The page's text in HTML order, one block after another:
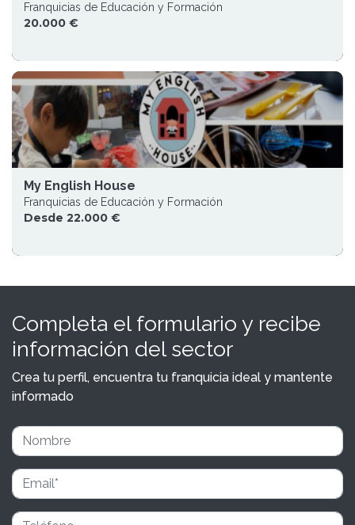
Franquicias de Educación y Formación
20.000 €
My English House
Franquicias de Educación y Formación
Desde 22.000 €
Completa el formulario y recibe
información del sector
Crea tu perfil, encuentra tu franquicia ideal y mantente
informado